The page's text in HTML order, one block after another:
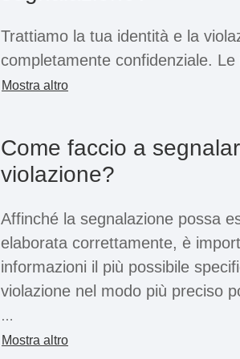
riservatezza e della protezione
Trattiamo la tua identità e la
completamente confidenziale.
condivise allinterno dellazienda
situazione giuridica, le aziende
legalmente obbligate a trattare
segnalazioni serie.
Poiché le informazioni che ci
indagini e conseguenze (se del
persone interessate, le
corrispondere alla verità.
Mostra altro
Come faccio a
violazione?
Affinché la segnalazione possa
elaborata correttamente, è
informazioni il più possibile
violazione nel modo più preciso
A tale scopo, si consiglia di
Mostra altro